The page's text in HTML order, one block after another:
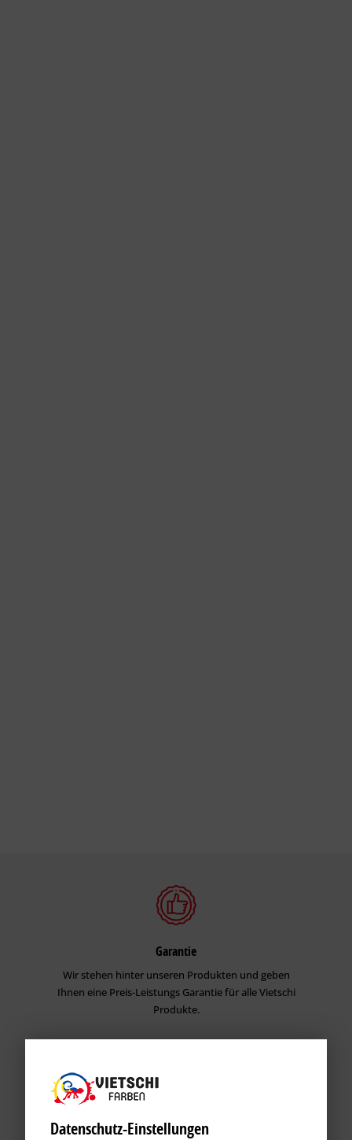
Garantie
Wir stehen hinter unseren Produkten und geben
Ihnen eine Preis-Leistungs Garantie für alle Vietschi
Produkte.
Versand und Retoure
Datenschutz-Einstellungen